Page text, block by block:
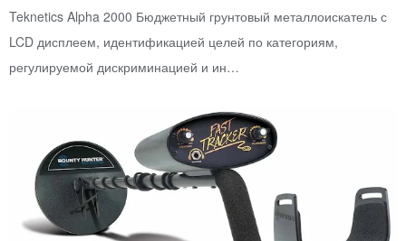
Teknetics Alpha 2000 Бюджетный грунтовый металлоискатель с
LCD дисплеем, идентификацией целей по категориям,
регулируемой дискриминацией и ин…